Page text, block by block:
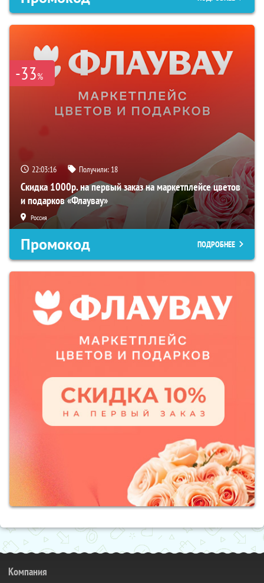
-33%
22:03:15 Получили: 18
Скидка 1000р. на первый заказ на маркетплейсе цветов
и подарков «Флаувау»
Россия
Промокод ПОДРОБНЕЕ
Компания